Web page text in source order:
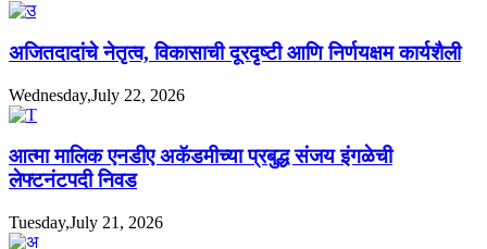
अजितदादांचे नेतृत्व, विकासाची दूरदृष्टी आणि निर्णयक्षम कार्यशैली
Wednesday,July 22, 2026
आत्मा मालिक एनडीए अकॅडमीच्या प्रबुद्ध संजय इंगळेची
लेफ्टनंटपदी निवड
Tuesday,July 21, 2026